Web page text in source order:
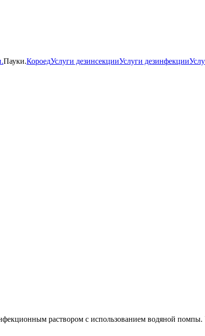
Пауки.КороедУслуги дезинсекцииУслуги дезинфекции
раствором с использованием водяной помпы.